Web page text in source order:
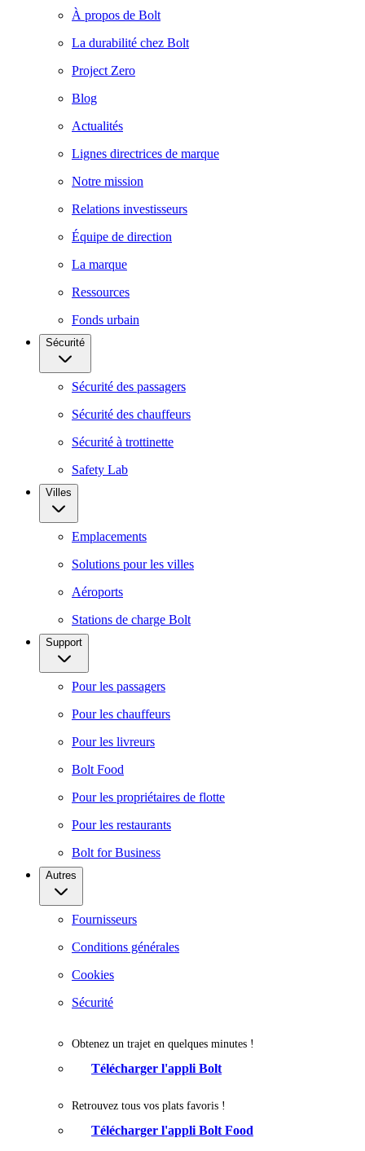
À propos de Bolt
La durabilité chez Bolt
Project Zero
Blog
Actualités
Lignes directrices de marque
Notre mission
Relations investisseurs
Équipe de direction
La marque
Ressources
Fonds urbain
Sécurité
Sécurité des passagers
Sécurité des chauffeurs
Sécurité à trottinette
Safety Lab
Villes
Emplacements
Solutions pour les villes
Aéroports
Stations de charge Bolt
Support
Pour les passagers
Pour les chauffeurs
Pour les livreurs
Bolt Food
Pour les propriétaires de flotte
Pour les restaurants
Bolt for Business
Autres
Fournisseurs
Conditions générales
Cookies
Sécurité
Obtenez un trajet en quelques minutes !
Télécharger l'appli Bolt
Retrouvez tous vos plats favoris !
Télécharger l'appli Bolt Food